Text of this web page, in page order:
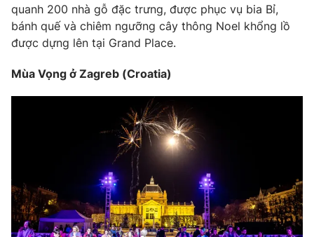
quanh 200 nhà gỗ đặc trưng, được phục vụ bia Bỉ,
bánh quế và chiêm ngưỡng cây thông Noel khổng lồ
được dựng lên tại Grand Place.
Mùa Vọng ở Zagreb (Croatia​)